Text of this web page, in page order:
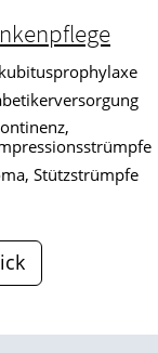
Stützstrümpfe